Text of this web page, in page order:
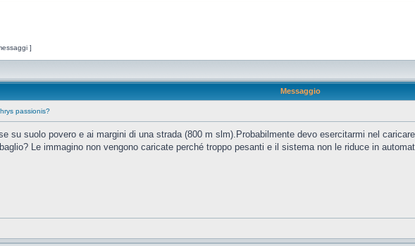
]
Messaggio
passionis?
su suolo povero e ai margini di una strada (800 m slm).Probabilmente devo esercitarmi nel
Le immagino non vengono caricate perché troppo pesanti e il sistema non le riduce in